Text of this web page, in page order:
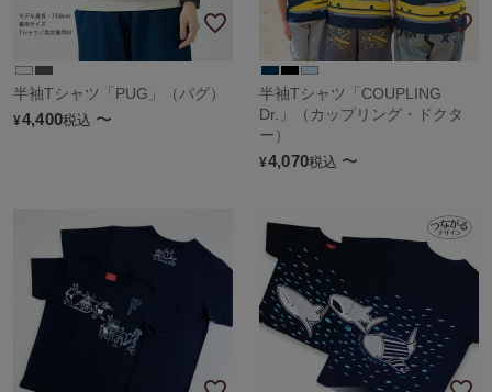
半袖Tシャツ「PUG」（パグ）
¥4,400税込 〜
半袖Tシャツ「COUPLING
Dr.」（カップリング・ドクタ
ー）
¥4,070税込 〜